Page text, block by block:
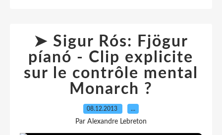
➤ Sigur Rós: Fjögur
píanó - Clip explicite
sur le contrôle mental
Monarch ?
08.12.2013 …
Par Alexandre Lebreton